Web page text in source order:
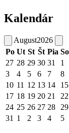
Kalendár
August2026
Po Ut St Št Pia So
27 28 29 30 31 1
3
4 5 6 7 8
10 11 12 13 14 15
17 18 19 20 21 22
24 25 26 27 28 29
31 1 2 3 4 5